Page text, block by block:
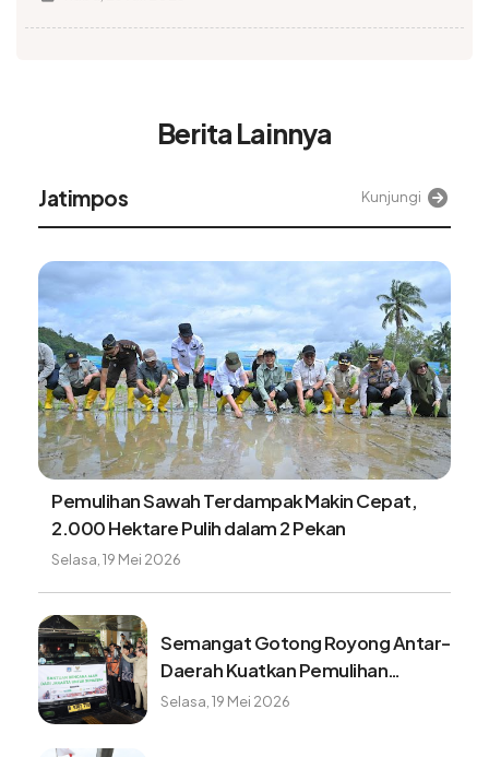
Berita Lainnya
Alinea Kunjungi
Kasatgas PRR: Lebih dari 44 ribu huntap akan
dibangun untuk penyintas bencana
Rabu, 5 Agustus 2026
Satgas PRR dorong percepatan
optimalisasi tambahan TKD Aceh
Rabu, 5 Agustus 2026